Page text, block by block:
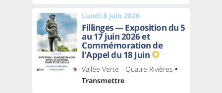
Lundi 8 juin 2026
Fillinges — Exposition du 5
au 17 juin 2026 et
Commémoration de
l'Appel du 18 Juin
Vallée Verte - Quatre Rivières •
Transmettre